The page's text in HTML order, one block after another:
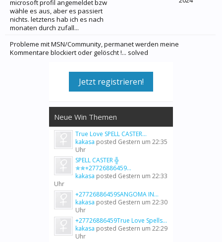
microsoft profil angemeldet bzw
wähle es aus, aber es passiert
nichts. letztens hab ich es nach
monaten durch zufall...
Probleme mit MSN/Community, permanet werden meine
Kommentare blockiert oder gelöscht !... solved
Jetzt registrieren!
Neue Win Themen
True Love SPELL CASTER...
kakasa posted Gestern um 22:35
Uhr
SPELL CASTER ╬
✯✯+27726886459...
kakasa posted Gestern um 22:33
Uhr
+27726886459SANGOMA IN...
kakasa posted Gestern um 22:30
Uhr
+27726886459True Love Spells...
kakasa posted Gestern um 22:29
Uhr